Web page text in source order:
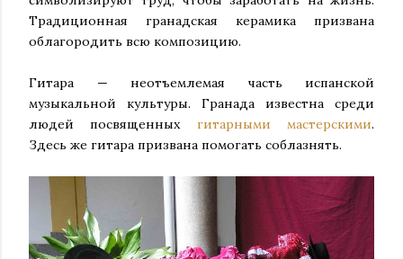
Традиционная гранадская керамика призвана
облагородить всю композицию.
Гитара — неотъемлемая часть испанской
музыкальной культуры. Гранада известна среди
людей посвященных гитарными мастерскими.
Здесь же гитара призвана помогать соблазнять.